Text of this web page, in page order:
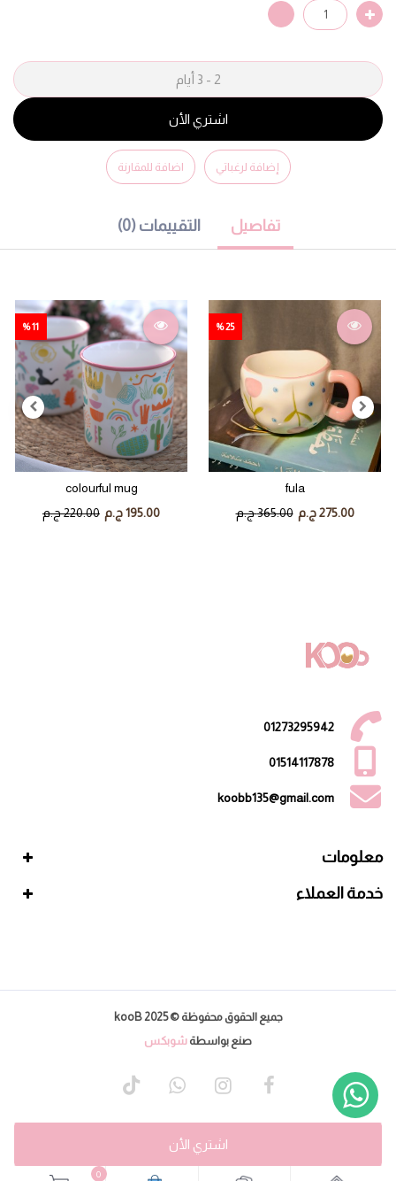
0
2 - 3 أيام
اشتري الأن
اشتري الأن
إضافة لرغباتي اضافة للمقارنة
تفاصيل التقييمات (0)
25 %
fula
275.00 ج.م
365.00 ج.م
11 %
colourful mug
195.00 ج.م
220.00 ج.م
01273295942
01514117878
koobb135@gmail.com
معلومات
خدمة العملاء
جميع الحقوق محفوظة © 2025 kooB
صنع بواسطة شوبكس